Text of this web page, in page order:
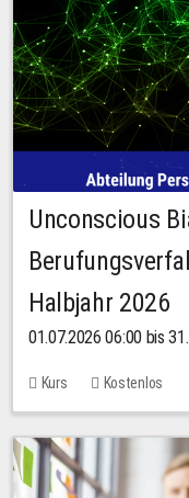
Unconscious
Halbjahr 2026
01.07.2026 06:00 bis
Kurs Kostenlos